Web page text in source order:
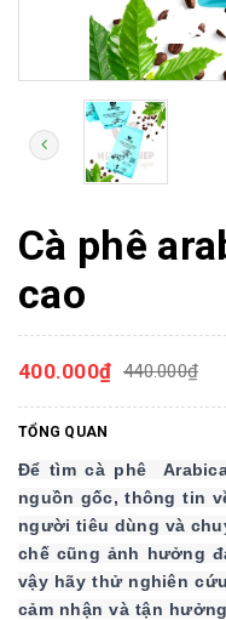
Cà phê
cao
400.000₫ 440.000₫
TỔNG QUAN
Để tìm cà phê
nguồn gốc, thông tin
người tiêu dùng và
chế cũng ảnh hưởng
vậy hãy thử nghiên
cảm nhận và tận